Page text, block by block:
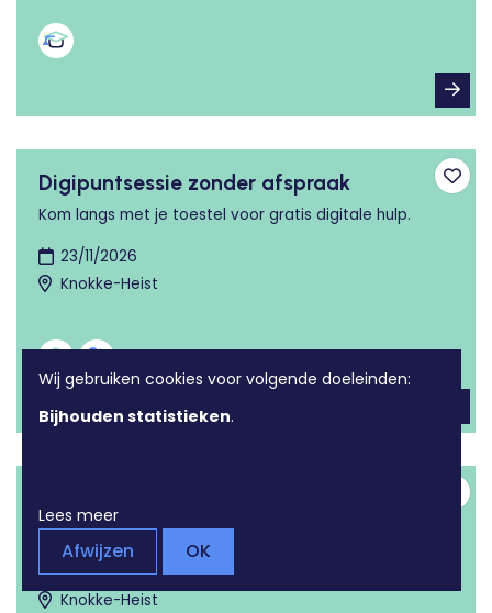
Digipuntsessie zonder afspraak
Kom langs met je toestel voor gratis digitale hulp.
23/11/2026
Knokke-Heist
Kom langs met je toestel voor gratis digitale hulp.
25/11/2026
Knokke-Heist
Wij gebruiken cookies voor volgende doeleinden:
Bijhouden statistieken.
Lees meer
Afwijzen OK